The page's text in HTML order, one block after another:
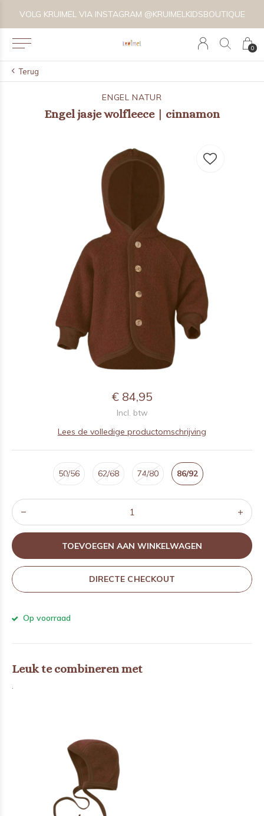
0
VOLG KRUIMEL VIA INSTAGRAM @KRUIMELKIDSBOUTIQUE
Terug
ENGEL NATUR
Engel jasje wolfleece | cinnamon
€ 84,95
Incl. btw
Lees de volledige productomschrijving
50/56 62/68 74/80 86/92
TOEVOEGEN AAN WINKELWAGEN
DIRECTE CHECKOUT
Op voorraad
Leuk te combineren met
.